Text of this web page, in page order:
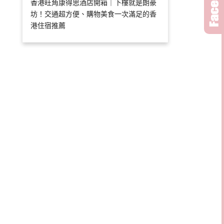
香港旺角康得思酒店開箱｜下樓就是朗豪
坊！交通超方便、購物美食一次滿足的香
港住宿推薦